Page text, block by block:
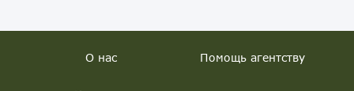
О нас Помощь агентству